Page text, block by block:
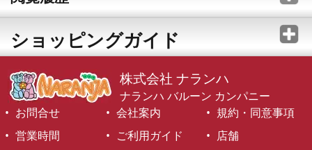
ショッピングガイド
株式会社 ナランハ
ナランハ バルーン カンパニー
お問合せ
会社案内
規約・同意事項
営業時間
ご利用ガイド 店舗